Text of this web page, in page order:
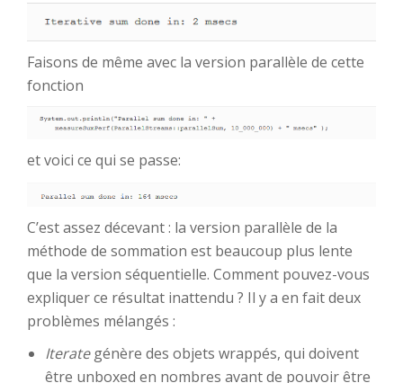
Faisons de même avec la version parallèle de cette
fonction
et voici ce qui se passe:
C’est assez décevant : la version parallèle de la
méthode de sommation est beaucoup plus lente
que la version séquentielle. Comment pouvez-vous
expliquer ce résultat inattendu ? Il y a en fait deux
problèmes mélangés :
Iterategénère des objets wrappés, qui doivent
être unboxed en nombres avant de pouvoir être